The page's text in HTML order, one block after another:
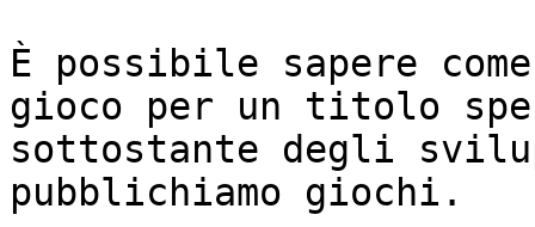
È possibile sapere
gioco per un titolo
sottostante degli
pubblichiamo giochi.